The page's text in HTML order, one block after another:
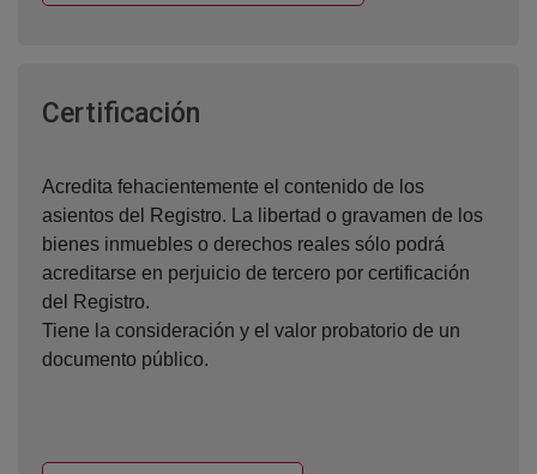
Certificación
Acredita fehacientemente el contenido de los
asientos del Registro. La libertad o gravamen de los
bienes inmuebles o derechos reales sólo podrá
acreditarse en perjuicio de tercero por certificación
del Registro.
Tiene la consideración y el valor probatorio de un
documento público.